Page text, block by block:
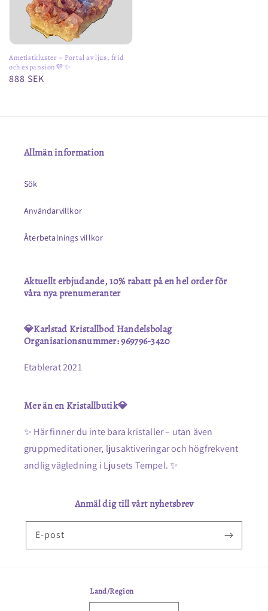
Ametistkluster – Portal av ljus, frid
och expansion💜 ✨
Ordinarie
888 SEK
Allmän information
Sök
Användarvillkor
Återbetalnings villkor
Aktuellt erbjudande, 10% rabatt på en hel order för
våra nya prenumeranter
💎Karlstad Kristallbod Handelsbolag
Organisationsnummer: 969796-3420
Etablerat 2021
Mer än en Kristallbutik💎
✨ Här finner du inte bara kristaller – utan även
gruppmeditationer, ljusaktiveringar och högfrekvent
andlig vägledning i Ljusets Tempel. ✨
Anmäl dig till vårt nyhetsbrev
E-post
Land/Region